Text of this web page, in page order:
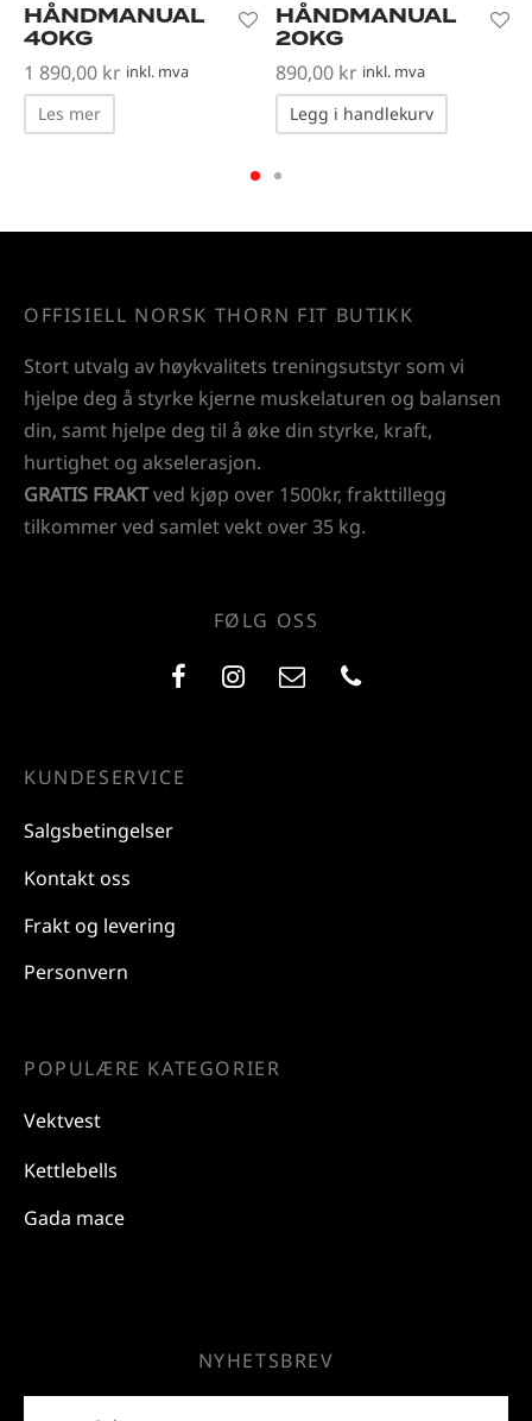
HÅNDMANUAL
40KG
1 890,00 kr inkl. mva
Les mer
HÅNDMANUAL
20KG
890,00 kr inkl. mva
Legg i handlekurv
OFFISIELL NORSK THORN FIT BUTIKK
Stort utvalg av høykvalitets treningsutstyr som vi
hjelpe deg å styrke kjerne muskelaturen og balansen
din, samt hjelpe deg til å øke din styrke, kraft,
hurtighet og akselerasjon.
GRATIS FRAKTved kjøp over 1500kr, frakttillegg
tilkommer ved samlet vekt over 35 kg.
FØLG OSS
KUNDESERVICE
Salgsbetingelser
Kontakt oss
Frakt og levering
Personvern
POPULÆRE KATEGORIER
Vektvest
Kettlebells
Gada mace
NYHETSBREV